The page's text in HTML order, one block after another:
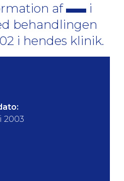
af
i
behandlingen
i hendes klinik.
2003